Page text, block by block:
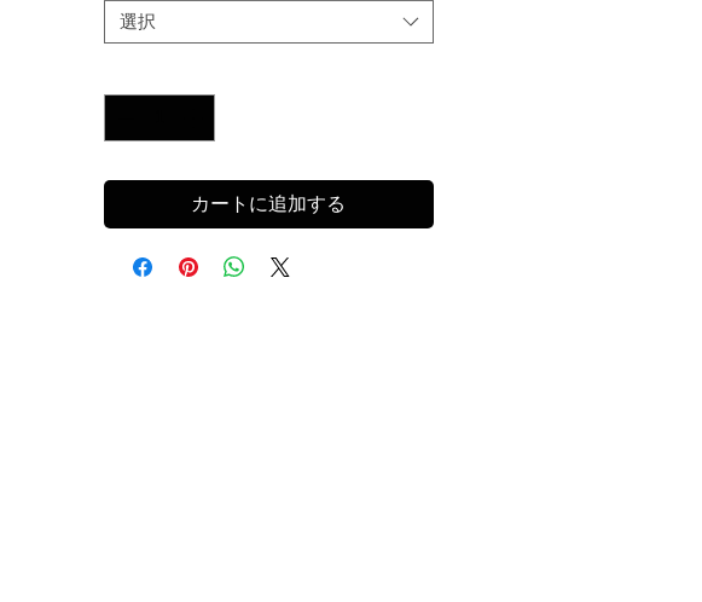
選択
カートに追加する